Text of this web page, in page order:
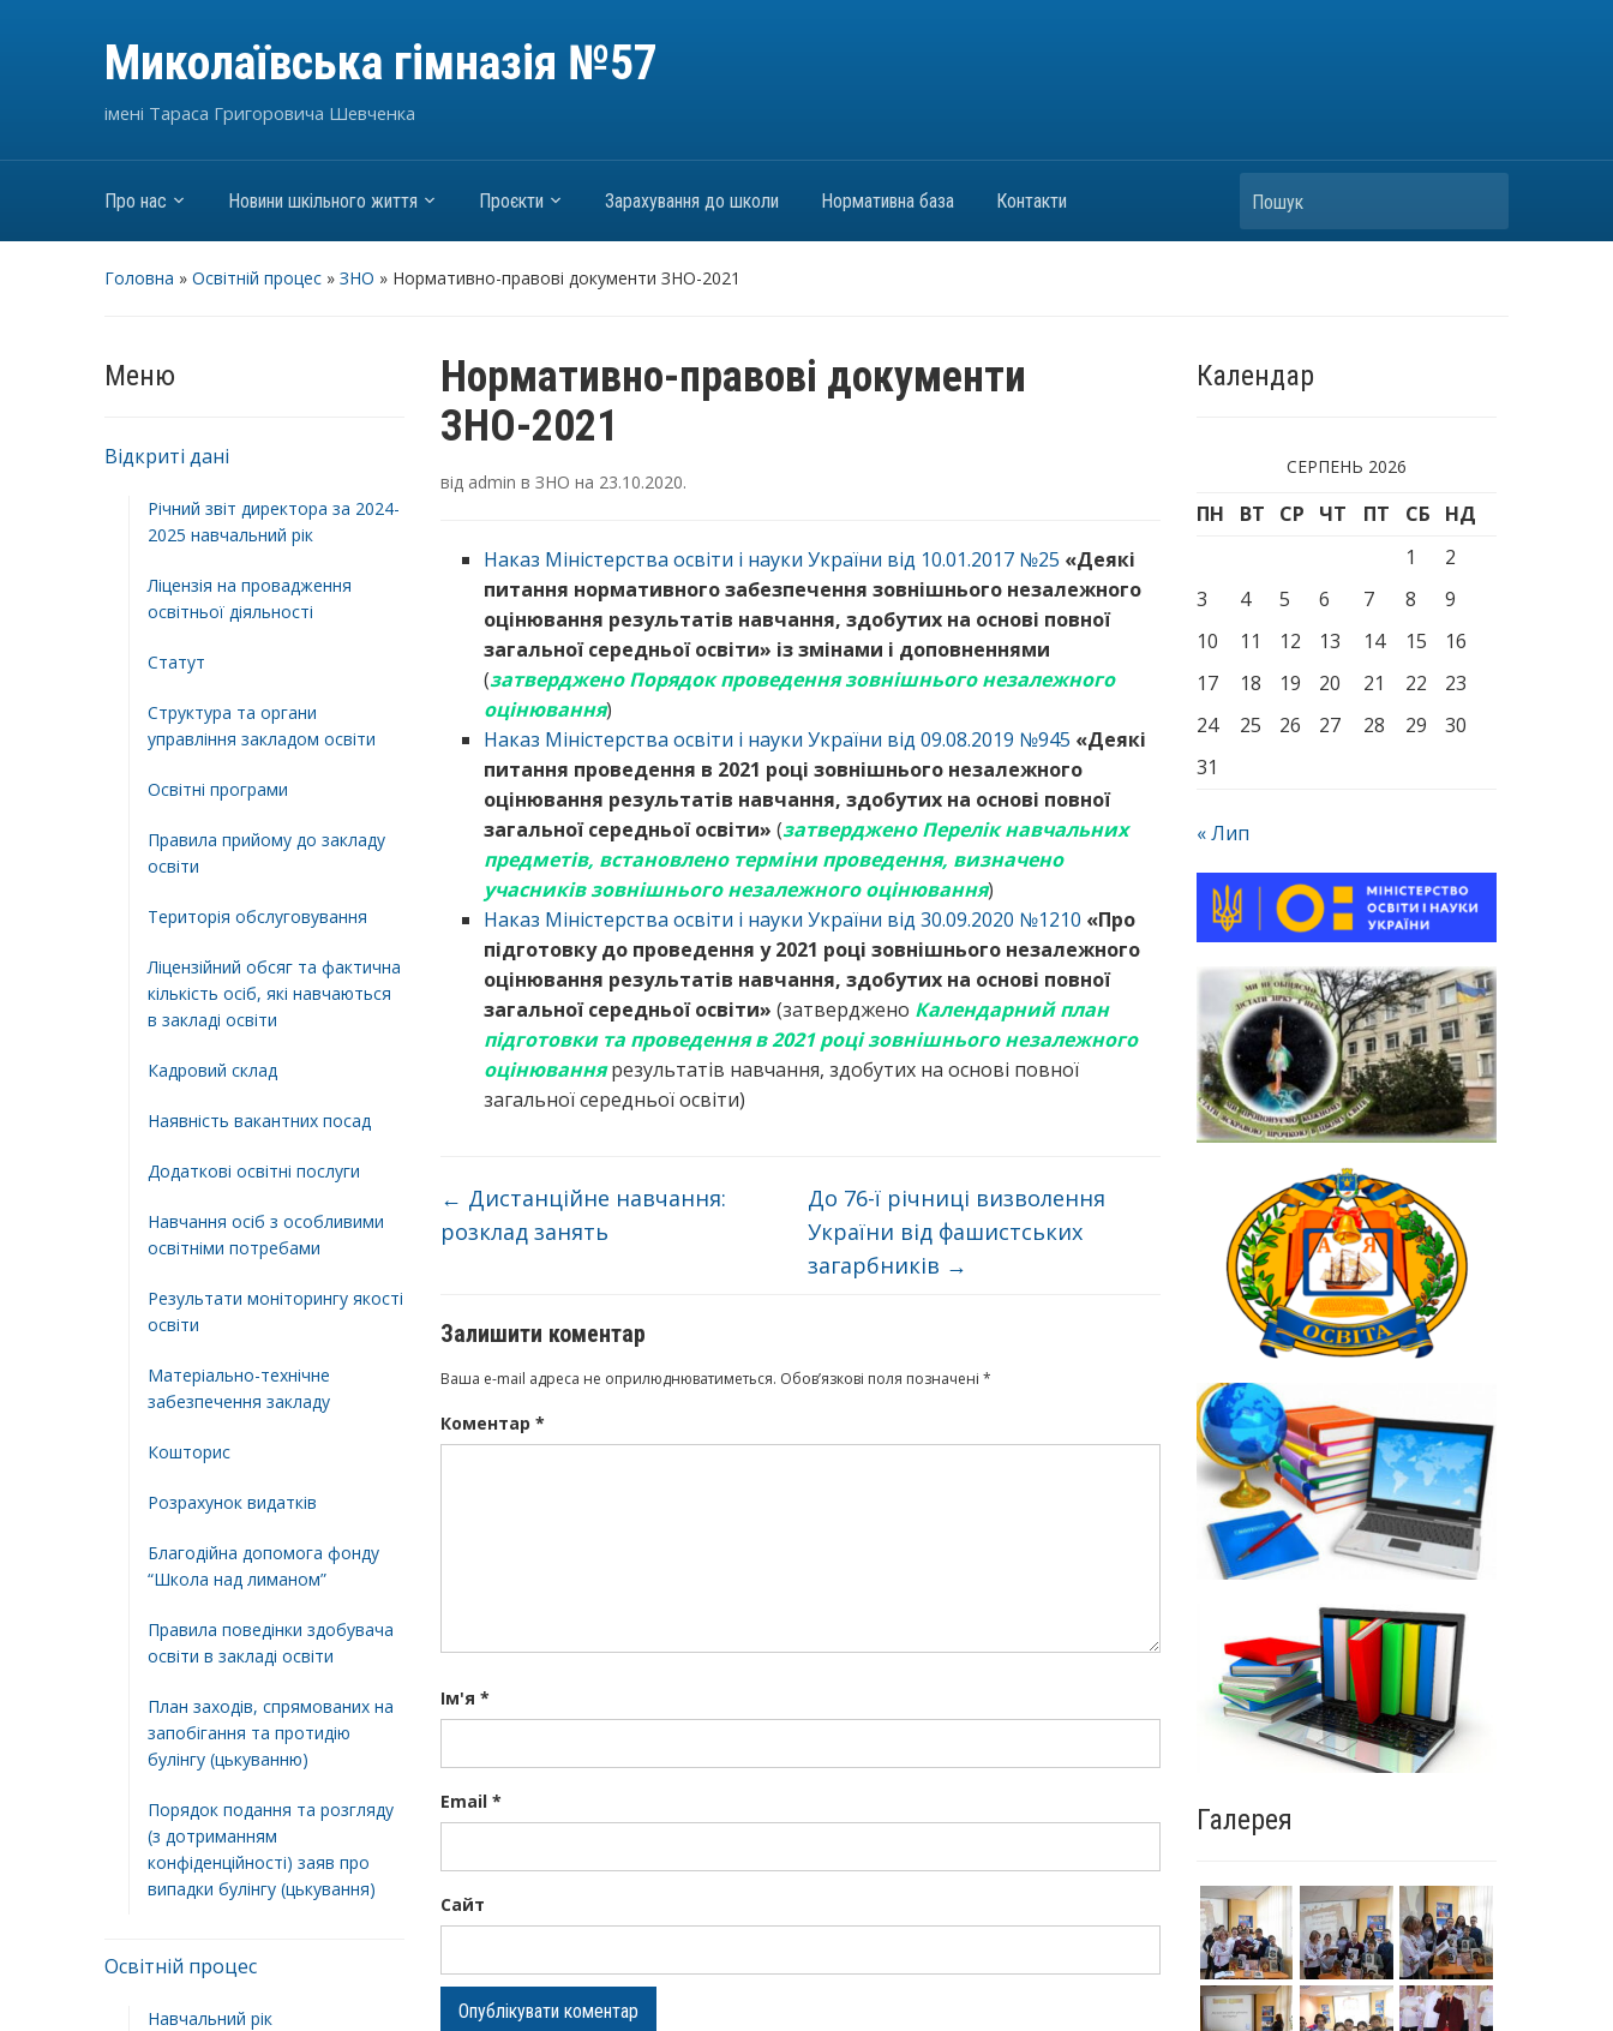
Миколаївська гімназія №57
імені Тараса Григоровича Шевченка
Про нас Новини шкільного життя Проєкти Зарахування до школи Нормативна база Контакти Пошук
Головна » Освітній процес » ЗНО » Нормативно-правові документи ЗНО-2021
Меню
Відкриті дані
Річний звіт директора за 2024-
2025 навчальний рік
Ліцензія на провадження
освітньої діяльності
Статут
Структура та органи
управління закладом освіти
Освiтнi програми
Правила прийому до закладу
освіти
Територiя обслуговування
Ліцензійний обсяг та фактична
кількість осіб, які навчаються
в закладі освіти
Кадровий склад
Наявність вакантних посад
Додатковi освiтнi послуги
Навчання осіб з особливими
освітніми потребами
Результати моніторингу якості
освіти
Матеріально-технічне
забезпечення закладу
Кошторис
Розрахунок видатків
Благодійна допомога фонду
“Школа над лиманом”
Правила поведінки здобувача
освіти в закладі освіти
План заходів, спрямованих на
запобігання та протидію
булінгу (цькуванню)
Порядок подання та розгляду
(з дотриманням
конфіденційності) заяв про
випадки булінгу (цькування)
Освітній процес
Навчальний рік
Нормативно-правові документи
ЗНО-2021
від admin в ЗНО на 23.10.2020.
Наказ Міністерства освіти і науки України від 10.01.2017 №25 «Деякі
питання нормативного забезпечення зовнішнього незалежного
оцінювання результатів навчання, здобутих на основі повної
загальної середньої освіти» із змінами і доповненнями
(затверджено Порядок проведення зовнішнього незалежного
оцінювання)
Наказ Міністерства освіти і науки України від 09.08.2019 №945 «Деякі
питання проведення в 2021 році зовнішнього незалежного
оцінювання результатів навчання, здобутих на основі повної
загальної середньої освіти» (затверджено Перелік навчальних
предметів, встановлено терміни проведення, визначено
учасників зовнішнього незалежного оцінювання)
Наказ Міністерства освіти і науки України від 30.09.2020 №1210 «Про
підготовку до проведення у 2021 році зовнішнього незалежного
оцінювання результатів навчання, здобутих на основі повної
загальної середньої освіти» (затверджено Календарний план
підготовки та проведення в 2021 році зовнішнього незалежного
оцінюваннярезультатів навчання, здобутих на основі повної
загальної середньої освіти)
← Дистанційне навчання:
розклад занять
До 76-ї річниці визволення
України від фашистських
загарбників →
Залишити коментар
Ваша e-mail адреса не оприлюднюватиметься. Обов’язкові поля позначені *
Коментар *
Ім'я *
Email *
Сайт
Календар
СЕРПЕНЬ 2026
ПН ВТ СР ЧТ ПТ СБ
НД
1
2
3
4 5 6 7 8
9
10
11 12 13 14 15
16
17
18 19 20 21 22
23
24
25 26 27 28 29
30
31
« Лип
Галерея